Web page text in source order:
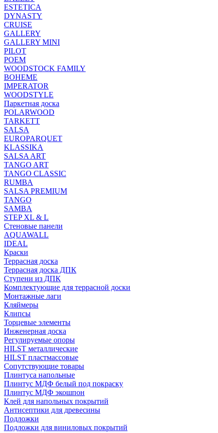
ESTETICA
DYNASTY
CRUISE
GALLERY
GALLERY MINI
PILOT
POEM
WOODSTOCK FAMILY
BOHEME
IMPERATOR
WOODSTYLE
Паркетная доска
POLARWOOD
TARKETT
SALSA
EUROPARQUET
KLASSIKA
SALSA ART
TANGO ART
TANGO CLASSIC
RUMBA
SALSA PREMIUM
TANGO
SAMBA
STEP XL & L
Стеновые панели
AQUAWALL
IDEAL
Краски
Террасная доска
Террасная доска ДПК
Ступени из ДПК
Комплектующие для террасной доски
Монтажные лаги
Кляймеры
Клипсы
Торцевые элементы
Инженерная доска
Регулируемые опоры
HILST металлические
HILST пластмассовые
Сопутствующие товары
Плинтуса напольные
Плинтус МДФ белый под покраску
Плинтус МДФ экошпон
Клей для напольных покрытий
Антисептики для древесины
Подложки
Подложки для виниловых покрытий